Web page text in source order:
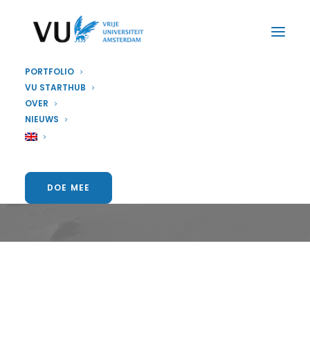
PORTFOLIO
VU STARTHUB
OVER
NIEUWS
DOE MEE
vacatures